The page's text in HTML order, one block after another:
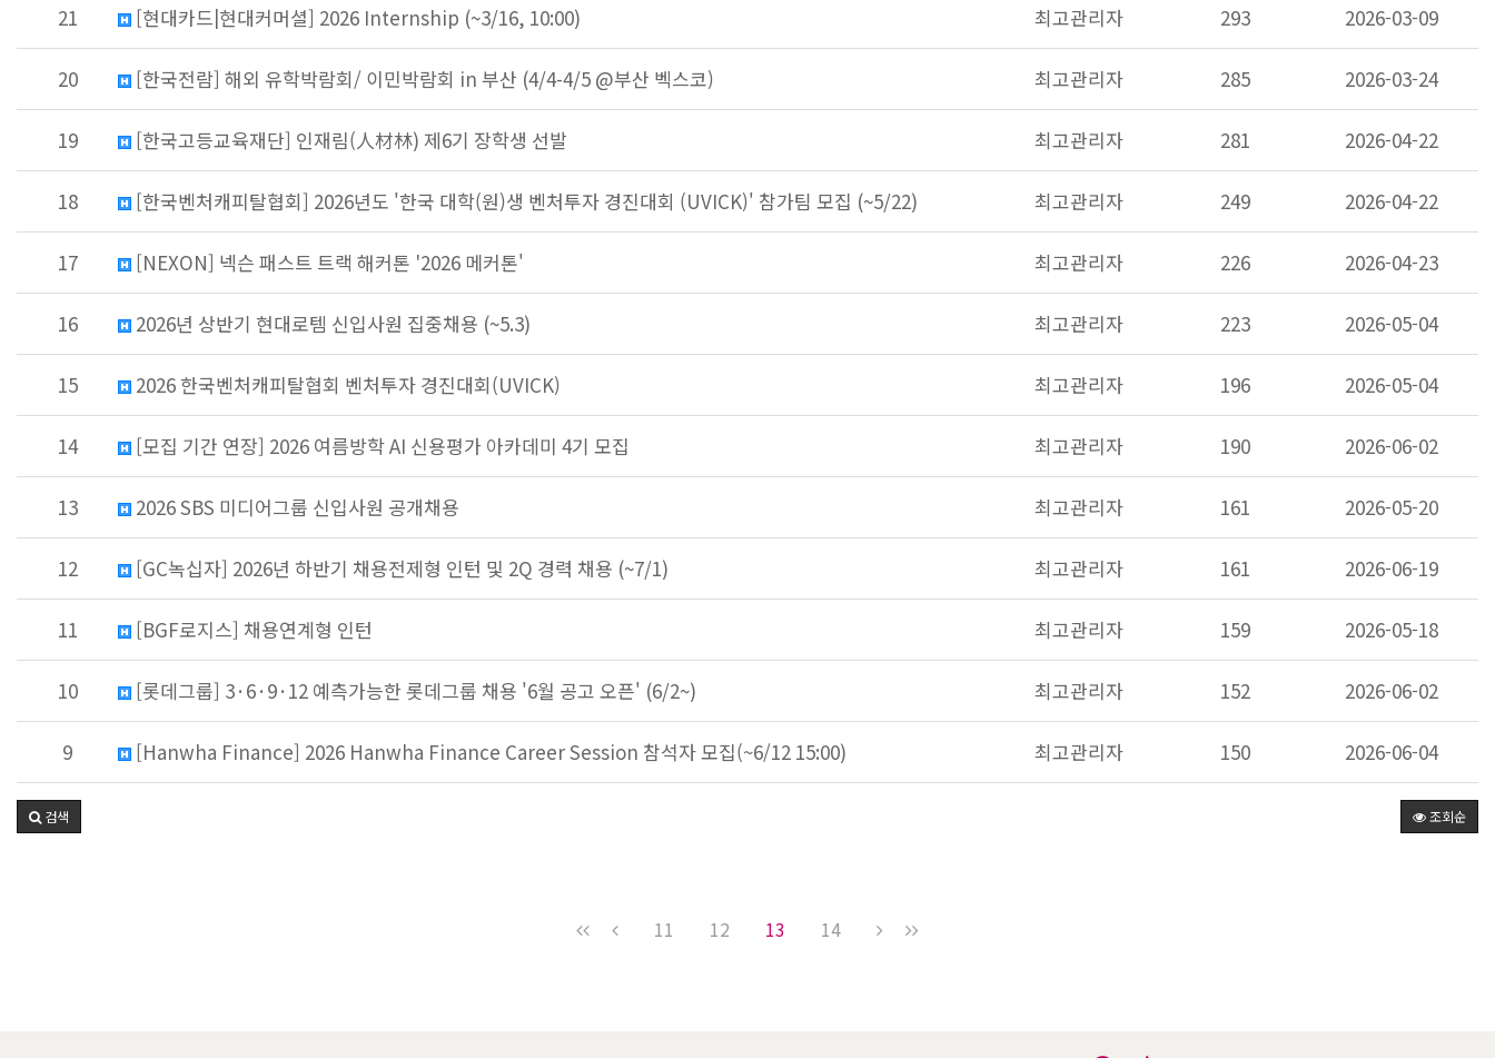
21 [현대카드|현대커머셜] 2026 Internship (~3/16, 10:00) 최고관리자 293 2026-03-09
20 [한국전람] 해외 유학박람회/ 이민박람회 in 부산 (4/4-4/5 @부산 벡스코) 최고관리자 285 2026-03-24
19 [한국고등교육재단] 인재림(人材林) 제6기 장학생 선발 최고관리자 281 2026-04-22
18 [한국벤처캐피탈협회] 2026년도 '한국 대학(원)생 벤처투자 경진대회 (UVICK)' 참가팀 모집 (~5/22) 최고관리자 249 2026-04-22
17 [NEXON] 넥슨 패스트 트랙 해커톤 '2026 메커톤' 최고관리자 226 2026-04-23
16 2026년 상반기 현대로템 신입사원 집중채용 (~5.3) 최고관리자 223 2026-05-04
15 2026 한국벤처캐피탈협회 벤처투자 경진대회(UVICK) 최고관리자 196 2026-05-04
14 [모집 기간 연장] 2026 여름방학 AI 신용평가 아카데미 4기 모집 최고관리자 190 2026-06-02
13 2026 SBS 미디어그룹 신입사원 공개채용 최고관리자 161 2026-05-20
12 [GC녹십자] 2026년 하반기 채용전제형 인턴 및 2Q 경력 채용 (~7/1) 최고관리자 161 2026-06-19
11 [BGF로지스] 채용연계형 인턴 최고관리자 159 2026-05-18
10 [롯데그룹] 3·6·9·12 예측가능한 롯데그룹 채용 '6월 공고 오픈' (6/2~) 최고관리자 152 2026-06-02
9 [Hanwha Finance] 2026 Hanwha Finance Career Session 참석자 모집(~6/12 15:00) 최고관리자 150 2026-06-04
조회순
검색
11 12 13 14